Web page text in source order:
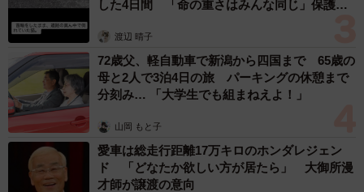
した4日間 「命の重さはみんな同じ」保護団
渡辺 晴子
72歳父、軽自動車で新潟から四国まで 65歳の
母と2人で3泊4日の旅 パーキングの休憩まで
分刻み… 「大学生でも組まねえよ！」
山岡 もと子
愛車は総走行距離17万キロのホンダレジェン
ド 「どなたか欲しい方が居たら」 大御所漫
才師が譲渡の意向